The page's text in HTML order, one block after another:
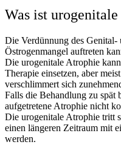
Was ist
Die Verdünnung des Genital-
Östrogenmangel auftreten
Die urogenitale Atrophie
Therapie einsetzen, aber
verschlimmert sich
Falls die Behandlung zu spät
aufgetretene Atrophie nicht
Die urogenitale Atrophie tritt
einen längeren Zeitraum mit
werden.